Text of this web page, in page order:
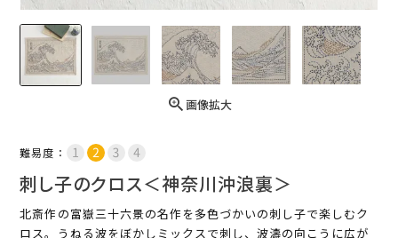
画像拡大
難易度：
刺し子のクロス＜神奈川沖浪裏＞
北斎作の富嶽三十六景の名作を多色づかいの刺し子で楽しむク
ロス。うねる波をぼかしミックスで刺し、波濤の向こうに広が